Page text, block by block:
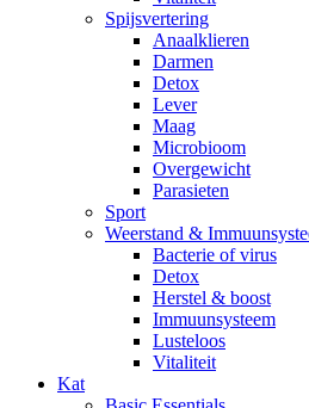
Spijsvertering
Anaalklieren
Darmen
Detox
Lever
Maag
Microbioom
Overgewicht
Parasieten
Sport
Weerstand &
Bacterie of virus
Detox
Herstel & boost
Immuunsysteem
Lusteloos
Vitaliteit
Kat